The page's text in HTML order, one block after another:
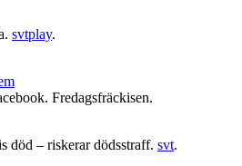
svtplay.
Fredagsfräckisen.
död – riskerar dödsstraff. svt.